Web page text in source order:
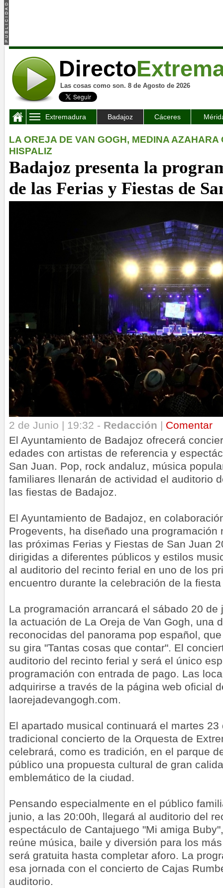
Directo
Las cosas como son. 8 de Agosto de 2026
Extremadura Badajoz Cáceres
LA OREJA DE VAN GOGH, MEDINA AZAHARA
HISPALIZ
Badajoz presenta la
de las Ferias y Fiestas de
2 de Junio | 19:32 - Redacción | Comentar
El Ayuntamiento de Badajoz ofrecerá
edades con artistas de referencia y
San Juan. Pop, rock andaluz, música
familiares llenarán de actividad el auditorio
las fiestas de Badajoz.
El Ayuntamiento de Badajoz, en
Progevents, ha diseñado una programación
las próximas Ferias y Fiestas de San Juan
dirigidas a diferentes públicos y estilos
al auditorio del recinto ferial en uno de los
encuentro durante la celebración de la
La programación arrancará el sábado 20
la actuación de La Oreja de Van Gogh, una
reconocidas del panorama pop español,
su gira "Tantas cosas que contar". El
auditorio del recinto ferial y será el único
programación con entrada de pago. Las
adquirirse a través de la página web oficial
laorejadevangogh.com.
El apartado musical continuará el martes 23
tradicional concierto de la Orquesta de
celebrará, como es tradición, en el parque
público una propuesta cultural de gran
emblemático de la ciudad.
Pensando especialmente en el público
junio, a las 20:00h, llegará al auditorio del
espectáculo de Cantajuego "Mi amiga
reúne música, baile y diversión para los
será gratuita hasta completar aforo. La
esa jornada con el concierto de Cajas
auditorio.